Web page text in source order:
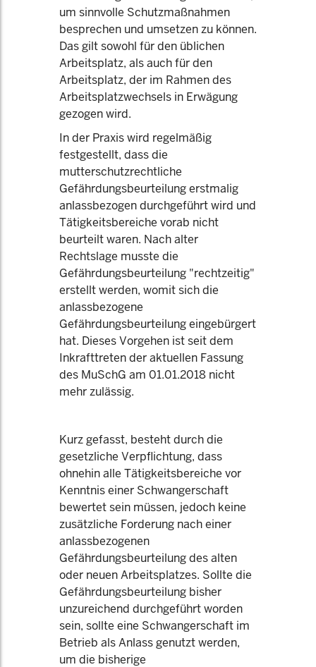
um sinnvolle Schutzmaßnahmen
besprechen und umsetzen zu können.
Das gilt sowohl für den üblichen
Arbeitsplatz, als auch für den
Arbeitsplatz, der im Rahmen des
Arbeitsplatzwechsels in Erwägung
gezogen wird.
In der Praxis wird regelmäßig
festgestellt, dass die
mutterschutzrechtliche
Gefährdungsbeurteilung erstmalig
anlassbezogen durchgeführt wird und
Tätigkeitsbereiche vorab nicht
beurteilt waren. Nach alter
Rechtslage musste die
Gefährdungsbeurteilung "rechtzeitig"
erstellt werden, womit sich die
anlassbezogene
Gefährdungsbeurteilung eingebürgert
hat. Dieses Vorgehen ist seit dem
Inkrafttreten der aktuellen Fassung
des MuSchG am 01.01.2018 nicht
mehr zulässig.
Kurz gefasst, besteht durch die
gesetzliche Verpflichtung, dass
ohnehin alle Tätigkeitsbereiche vor
Kenntnis einer Schwangerschaft
bewertet sein müssen, jedoch keine
zusätzliche Forderung nach einer
anlassbezogenen
Gefährdungsbeurteilung des alten
oder neuen Arbeitsplatzes. Sollte die
Gefährdungsbeurteilung bisher
unzureichend durchgeführt worden
sein, sollte eine Schwangerschaft im
Betrieb als Anlass genutzt werden,
um die bisherige